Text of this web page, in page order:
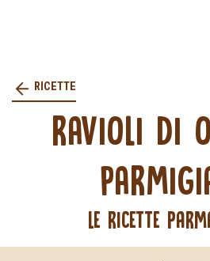
RICETTE
RAVIOLI DI
LE RICETTE